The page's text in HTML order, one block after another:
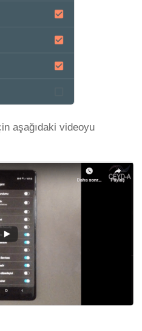
aşağıdaki videoyu